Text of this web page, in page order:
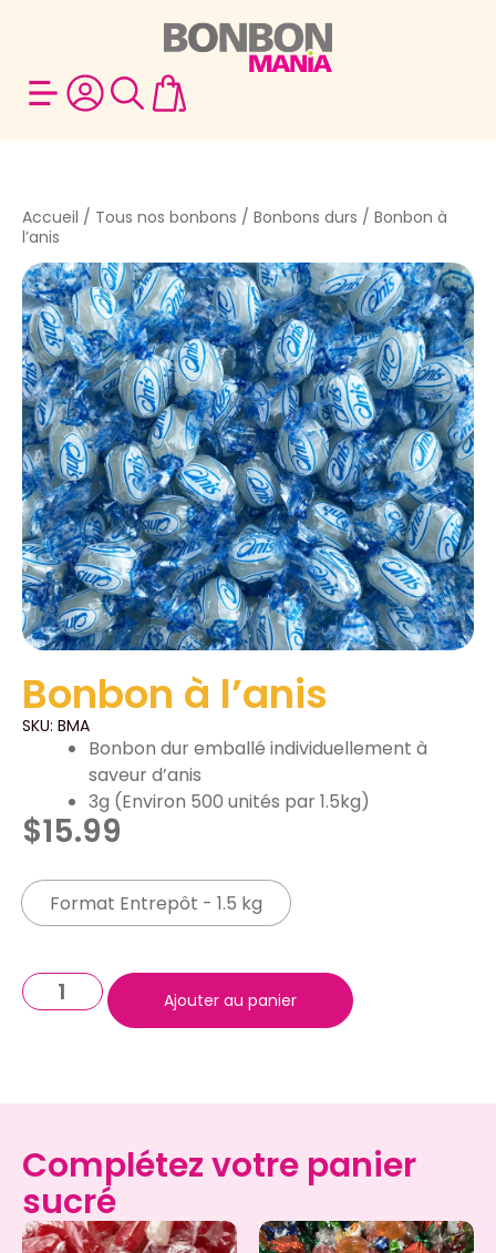
Accueil / Tous nos bonbons / Bonbons durs / Bonbon à
l’anis
Bonbon à l’anis
SKU: BMA
Bonbon dur emballé individuellement à
saveur d’anis
3g (Environ 500 unités par 1.5kg)
$15.99
Format Entrepôt - 1.5 kg
Ajouter au panier
Complétez votre panier
sucré